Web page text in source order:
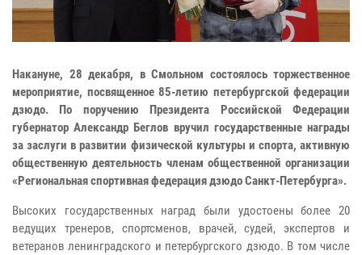
Накануне, 28 декабря, в Смольном состоялось торжественное
мероприятие, посвященное 85-летию петербургской федерации
дзюдо. По поручению Президента Российской Федерации
губернатор Александр Беглов вручил государственные награды
за заслуги в развитии физической культуры и спорта, активную
общественную деятельность членам общественной организации
«Региональная спортивная федерация дзюдо Санкт‑Петербурга».
Высоких государственных наград были удостоены более 20
ведущих тренеров, спортсменов, врачей, судей, экспертов и
ветеранов ленинградского и петербургского дзюдо. В том числе